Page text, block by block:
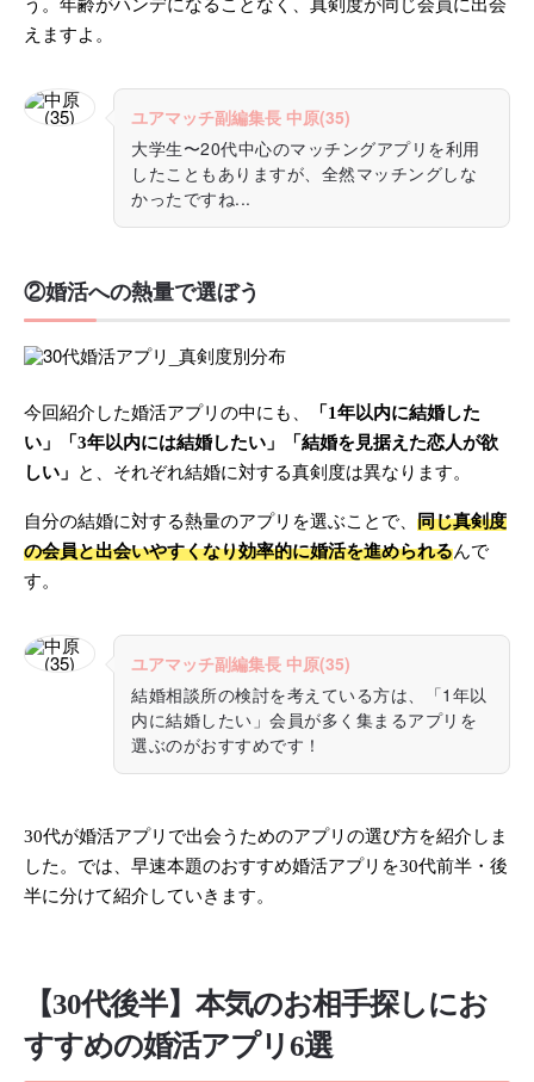
う。年齢がハンデになることなく、真剣度が同じ会員に出会
えますよ。
ユアマッチ副編集長 中原(35)
大学生〜20代中心のマッチングアプリを利用
したこともありますが、全然マッチングしな
かったですね...
②婚活への熱量で選ぼう
今回紹介した婚活アプリの中にも、
「1年以内に結婚した
い」「3年以内には結婚したい」「結婚を見据えた恋人が欲
しい」
と、それぞれ結婚に対する真剣度は異なります。
自分の結婚に対する熱量のアプリを選ぶことで、 同じ真剣度
の会員と出会いやすくなり効率的に婚活を進められるんで
す。
ユアマッチ副編集長 中原(35)
結婚相談所の検討を考えている方は、「1年以
内に結婚したい」会員が多く集まるアプリを
選ぶのがおすすめです！
30代が婚活アプリで出会うためのアプリの選び方を紹介しま
した。では、早速本題のおすすめ婚活アプリを30代前半・後
半に分けて紹介していきます。
【30代後半】本気のお相手探しにお
すすめの婚活アプリ6選